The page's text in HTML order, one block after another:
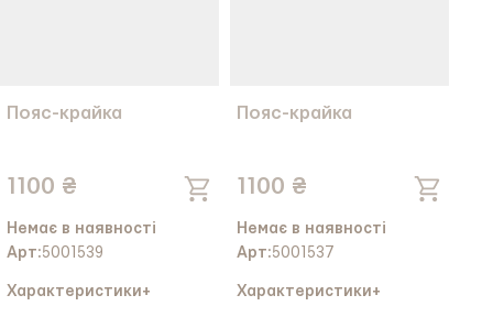
Пояс-крайка
1100 ₴
Немає в наявності
Арт:5001539
Характеристики+
Пояс-крайка
1100 ₴
Немає в наявності
Арт:5001537
Характеристики+